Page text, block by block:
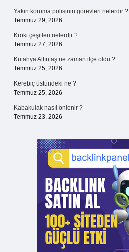
Yakın koruma polisinin görevleri nelerdir ?
Temmuz 29, 2026
Kroki çeşitleri nelerdir ?
Temmuz 27, 2026
Kütahya Altıntaş ne zaman ilçe oldu ?
Temmuz 25, 2026
Kerebiç üstündeki ne ?
Temmuz 25, 2026
Kabakulak nasıl önlenir ?
Temmuz 23, 2026